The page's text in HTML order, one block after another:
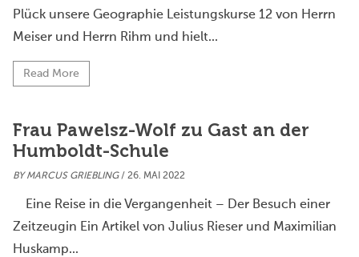
Plück unsere Geographie Leistungskurse 12 von Herrn
Meiser und Herrn Rihm und hielt...
Read More
Frau Pawelsz-Wolf zu Gast an der
Humboldt-Schule
BYMARCUS GRIEBLING/ 26. MAI 2022
Eine Reise in die Vergangenheit – Der Besuch einer
Zeitzeugin Ein Artikel von Julius Rieser und Maximilian
Huskamp...